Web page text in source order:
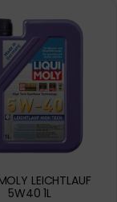
LEICHTLAUF
5W40 1L